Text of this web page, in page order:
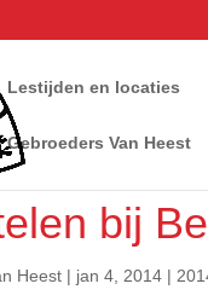
Lestijden en locaties
Gebroeders Van Heest
bij
Heest | jan 4, 2014 |